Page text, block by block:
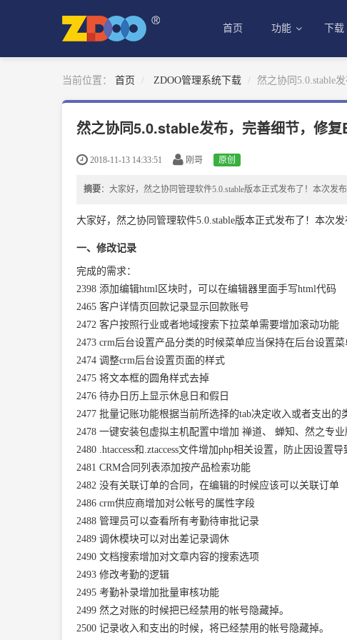
首页 功能 下载
当前位置： 首页 ZDOO管理系统下载 然之协同5.0.stable
然之协同5.0.stable发布，完善细节，修复
2018-11-13 14:33:51 刚哥 原创
摘要：大家好，然之协同管理软件5.0.stable版本正式发布了！本次发
大家好，然之协同管理软件5.0.stable版本正式发布了！本次
一、修改记录
完成的需求：
2398 添加编辑html区块时，可以在编辑器里面手写html代码
2465 客户详情页回款记录显示回款账号
2472 客户按照行业或者地域搜索下拉菜单需要增加滚动功能
2473 crm后台设置产品分类的时候菜单应当保持在后台设置菜
2474 调整crm后台设置页面的样式
2475 将文本框的圆角样式去掉
2476 待办日历上显示休息日和假日
2477 批量记账功能根据当前所选择的tab决定收入或者支出的
2478 一键安装包虚拟主机配置中增加 禅道、 蝉知 、然之专
2480 .htaccess和.ztaccess文件增加php相关设置，防止因设置
2481 CRM合同列表添加按产品检索功能
2482 没有关联订单的合同，在编辑的时候应该可以关联订单
2486 crm供应商增加对公帐号的属性字段
2488 管理员可以查看所有考勤待审批记录
2489 调休模块可以对出差记录调休
2490 文档搜索增加对文章内容的搜索选项
2493 修改考勤的逻辑
2495 考勤补录增加批量审核功能
2499 然之对账的时候把已经禁用的帐号隐藏掉。
2500 记录收入和支出的时候，将已经禁用的帐号隐藏掉。